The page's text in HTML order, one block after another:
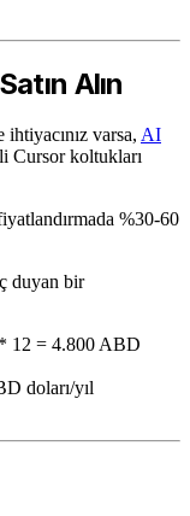
Alın
varsa, AI
Cursor koltukları
%30-60
duyan bir
12 = 4.800 ABD
doları/yıl